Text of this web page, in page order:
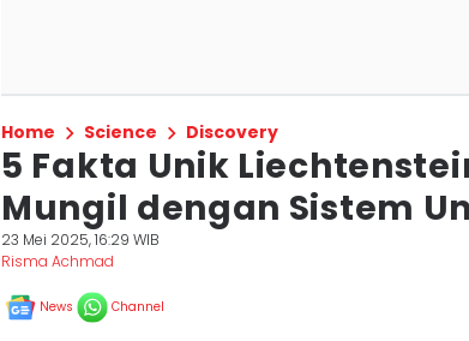
Home Science Discovery
5 Fakta Unik
Mungil dengan Sistem
23 Mei 2025, 16:29 WIB
Risma Achmad
News Channel